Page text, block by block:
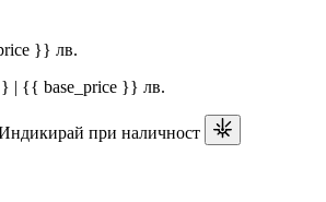
}} лв.
| {{ base_price }} лв.
при наличност